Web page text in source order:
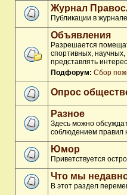
Журнал
Публикации в
Объявления
Разрешается
спортивных,
представлять
Подфорум: Сбор
Опрос
Разное
Здесь можно
соблюдением правил
Юмор
Приветствуется
Что мы
В этот раздел